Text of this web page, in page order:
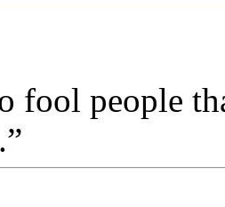
fool people